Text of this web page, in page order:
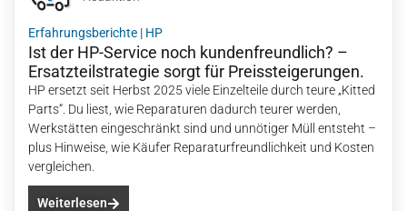
Erfahrungsberichte | HP
Ist der HP-Service noch kundenfreundlich? –
Ersatzteilstrategie sorgt für Preissteigerungen.
HP ersetzt seit Herbst 2025 viele Einzelteile durch teure „Kitted
Parts“. Du liest, wie Reparaturen dadurch teurer werden,
Werkstätten eingeschränkt sind und unnötiger Müll entsteht –
plus Hinweise, wie Käufer Reparaturfreundlichkeit und Kosten
vergleichen.
Weiterlesen